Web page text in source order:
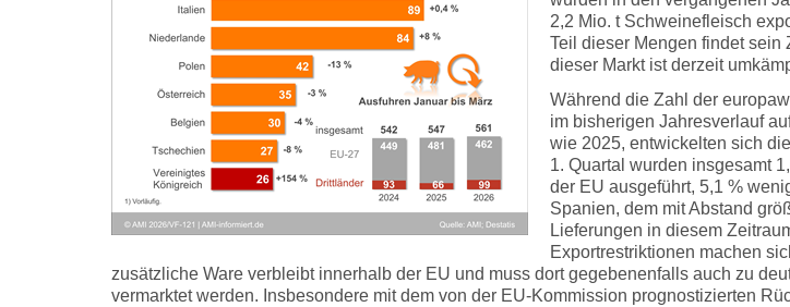
2,2 Mio. t Schweinefleisch
Teil dieser Mengen findet
dieser Markt ist derzeit
Während die Zahl der
im bisherigen Jahresverlauf
wie 2025, entwickelten sich
1. Quartal wurden insgesamt
der EU ausgeführt, 5,1 %
Spanien, dem mit Abstand
Lieferungen in diesem
Exportrestriktionen machen
zusätzliche Ware verbleibt innerhalb der EU und muss dort gegebenenfalls auch zu
vermarktet werden. Insbesondere mit dem von der EU-Kommission prognostizierten